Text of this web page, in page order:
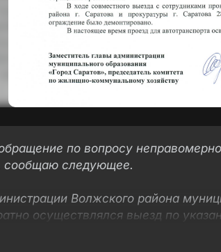
по вопросу
сообщаю следующее.
Волжского района
осуществлялся выезд по